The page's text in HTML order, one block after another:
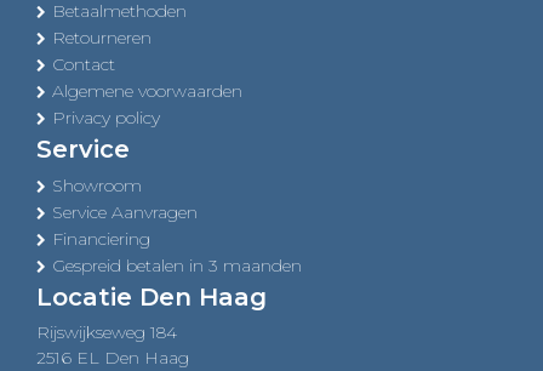
Betaalmethoden
Retourneren
Contact
Algemene voorwaarden
Privacy policy
Service
Showroom
Service Aanvragen
Financiering
Gespreid betalen in 3 maanden
Locatie Den Haag
Rijswijkseweg 184
2516 EL Den Haag